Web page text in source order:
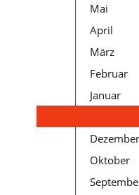
Mai
April
März
Februar
Januar
Dezember
Oktober